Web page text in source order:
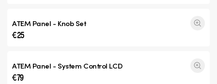
ATEM Panel - Knob Set
€25
ATEM Panel - System Control LCD
€79